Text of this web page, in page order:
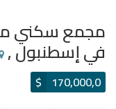
مجمع سكني
في إسطنبول ,
170,000,0
$